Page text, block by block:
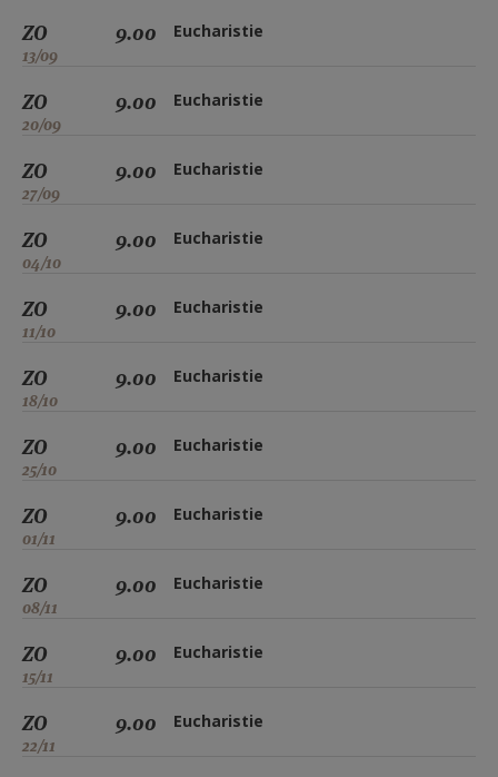
ZO
13/09
9.00 Eucharistie
ZO
20/09
9.00 Eucharistie
ZO
27/09
9.00 Eucharistie
ZO
04/10
9.00 Eucharistie
ZO
11/10
9.00 Eucharistie
ZO
18/10
9.00 Eucharistie
ZO
25/10
9.00 Eucharistie
ZO
01/11
9.00 Eucharistie
ZO
08/11
9.00 Eucharistie
ZO
15/11
9.00 Eucharistie
ZO
22/11
9.00 Eucharistie